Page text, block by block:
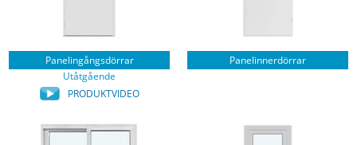
Panelingångsdörrar
Utåtgående
PRODUKTVIDEO
Panelinnerdörrar